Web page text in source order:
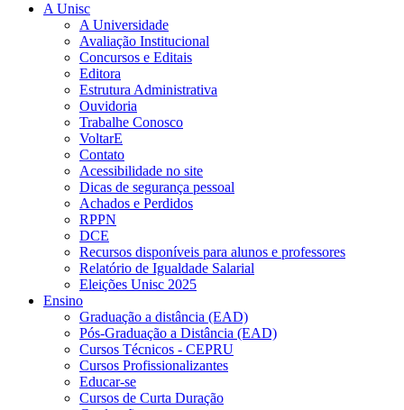
A Unisc
A Universidade
Avaliação Institucional
Concursos e Editais
Editora
Estrutura Administrativa
Ouvidoria
Trabalhe Conosco
VoltarE
Contato
Acessibilidade no site
Dicas de segurança pessoal
Achados e Perdidos
RPPN
DCE
Recursos disponíveis para alunos e professores
Relatório de Igualdade Salarial
Eleições Unisc 2025
Ensino
Graduação a distância (EAD)
Pós-Graduação a Distância (EAD)
Cursos Técnicos - CEPRU
Cursos Profissionalizantes
Educar-se
Cursos de Curta Duração